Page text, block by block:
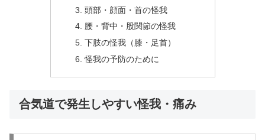
頭部・顔面・首の怪我
腰・背中・股関節の怪我
下肢の怪我（膝・足首）
怪我の予防のために
合気道で発生しやすい怪我・痛み